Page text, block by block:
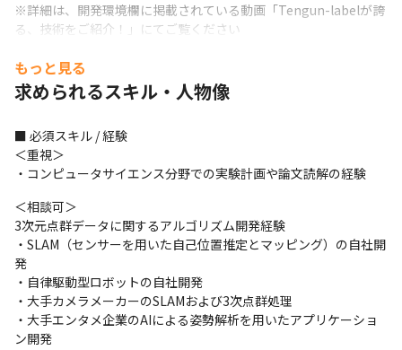
※詳細は、開発環境欄に掲載されている動画「Tengun-labelが誇
る、技術をご紹介！」にてご覧ください
■ この仕事の魅力、面白み
・大手企業の受託案件から、アート領域まで幅広い業務に携わる
ことができます
せていくことができます
・代表と密に連携をとって業務を行うことができます
・最先端技術に積極的な、高度経済成長期にある諸外国にて、ス
もっと見る
求められるスキル・人物像
■ 必須スキル / 経験
＜重視＞
・コンピュータサイエンス分野での実験計画や論文読解の経験
＜相談可＞
3次元点群データに関するアルゴリズム開発経験
・SLAM（センサーを用いた自己位置推定とマッピング）の自社開
発
・自律駆動型ロボットの自社開発
・大手カメラメーカーのSLAMおよび3次点群処理
・大手エンタメ企業のAIによる姿勢解析を用いたアプリケーショ
ン開発